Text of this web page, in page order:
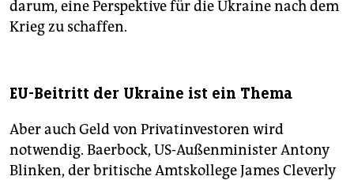
darum, eine Perspektive für die Ukraine nach dem
Krieg zu schaffen.
EU-Beitritt der Ukraine ist ein Thema
Aber auch Geld von Privatinvestoren wird
notwendig. Baer­bock, US-Außenminister Antony
Blinken, der britische Amtskollege James Cleverly